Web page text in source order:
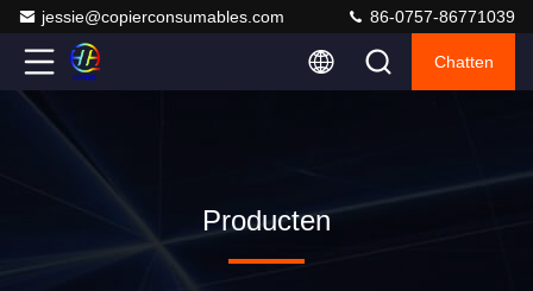
jessie@copierconsumables.com 86-0757-86771039
Chatten
Producten